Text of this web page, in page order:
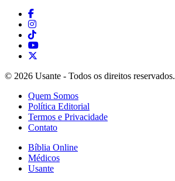
© 2026 Usante - Todos os direitos reservados.
Quem Somos
Política Editorial
Termos e Privacidade
Contato
Bíblia Online
Médicos
Usante